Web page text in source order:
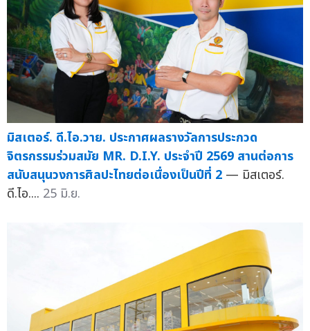
มิสเตอร์. ดี.ไอ.วาย. ประกาศผลรางวัลการประกวด
จิตรกรรมร่วมสมัย MR. D.I.Y. ประจำปี 2569 สานต่อการ
สนับสนุนวงการศิลปะไทยต่อเนื่องเป็นปีที่ 2 — มิสเตอร์.
ดี.ไอ.... 25 มิ.ย.